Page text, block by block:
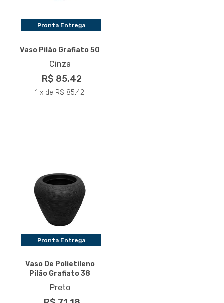
Pronta Entrega
Vaso Pilão Grafiato 50
Cinza
R$ 85,42
1 x de R$ 85,42
Pronta Entrega
Vaso De Polietileno
Pilão Grafiato 38
Preto